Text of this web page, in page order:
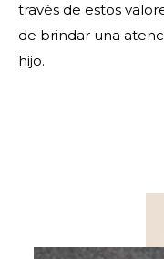
través de estos
de brindar una
hijo.